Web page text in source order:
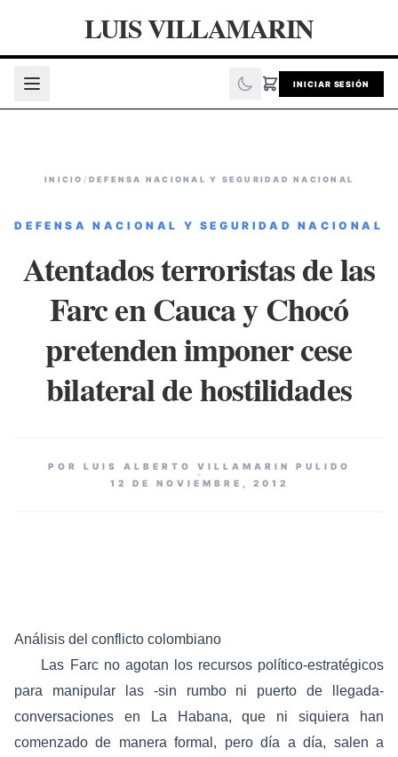
LUIS VILLAMARIN
INICIAR SESIÓN
INICIO / DEFENSA NACIONAL Y SEGURIDAD NACIONAL
DEFENSA NACIONAL Y SEGURIDAD NACIONAL
Atentados terroristas de las
Farc en Cauca y Chocó
pretenden imponer cese
bilateral de hostilidades
POR LUIS ALBERTO VILLAMARIN PULIDO
12 DE NOVIEMBRE, 2012
Análisis del conflicto colombiano
Las Farc no agotan los recursos político-estratégicos
para manipular las -sin rumbo ni puerto de llegada-
conversaciones en La Habana, que ni siquiera han
comenzado de manera formal, pero día a día, salen a